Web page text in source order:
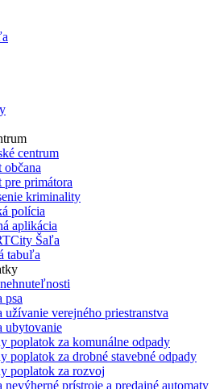
centrum
občana
pre primátora
kriminality
polícia
aplikácia
Šaľa
tabuľa
psa
užívanie verejného priestranstva
ubytovanie
poplatok za komunálne odpady
poplatok za drobné stavebné odpady
poplatok za rozvoj
nevýherné prístroje a predajné automaty